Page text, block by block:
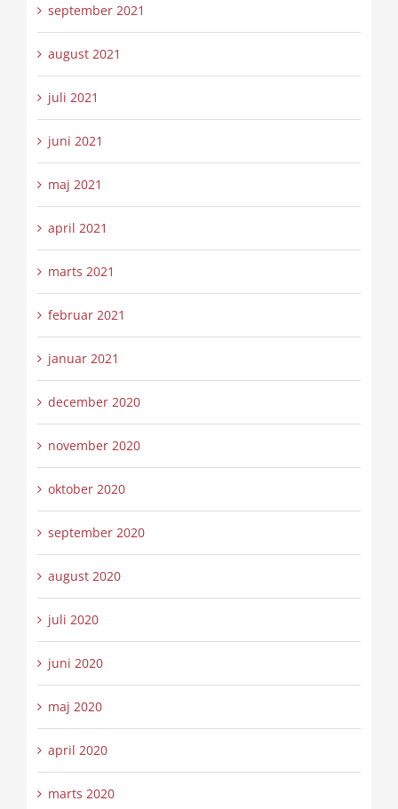
september 2021
august 2021
juli 2021
juni 2021
maj 2021
april 2021
marts 2021
februar 2021
januar 2021
december 2020
november 2020
oktober 2020
september 2020
august 2020
juli 2020
juni 2020
maj 2020
april 2020
marts 2020